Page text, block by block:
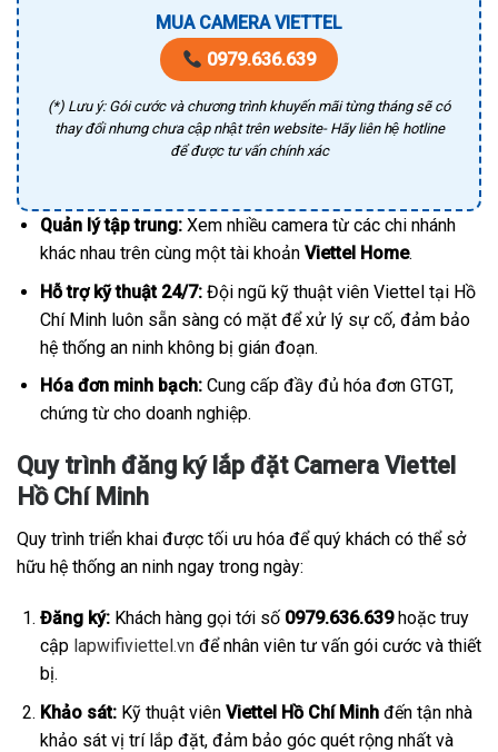
MUA CAMERA VIETTEL
0979.636.639
(*) Lưu ý: Gói cước và chương trình khuyến mãi từng tháng sẽ có
thay đổi nhưng chưa cập nhật trên website- Hãy liên hệ hotline
để được tư vấn chính xác
Quản lý tập trung:Xem nhiều camera từ các chi nhánh
khác nhau trên cùng một tài khoản Viettel Home.
Hỗ trợ kỹ thuật 24/7:Đội ngũ kỹ thuật viên Viettel tại Hồ
Chí Minh luôn sẵn sàng có mặt để xử lý sự cố, đảm bảo
hệ thống an ninh không bị gián đoạn.
Hóa đơn minh bạch:Cung cấp đầy đủ hóa đơn GTGT,
chứng từ cho doanh nghiệp.
Quy trình đăng ký lắp đặt Camera Viettel
Hồ Chí Minh
Quy trình triển khai được tối ưu hóa để quý khách có thể sở
hữu hệ thống an ninh ngay trong ngày:
Đăng ký:Khách hàng gọi tới số 0979.636.639hoặc truy
cập lapwifiviettel.vnđể nhân viên tư vấn gói cước và thiết
bị.
Khảo sát:Kỹ thuật viên Viettel Hồ Chí Minhđến tận nhà
khảo sát vị trí lắp đặt, đảm bảo góc quét rộng nhất và